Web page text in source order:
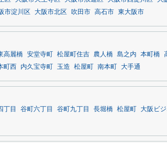
市淀川区 大阪市北区 吹田市 高石市 東大阪市
高麗橋 安堂寺町 松屋町住吉 農人橋 島之内 本町橋
町西 内久宝寺町 玉造 松屋町 南本町 大手通
丁目 谷町六丁目 谷町九丁目 長堀橋 松屋町 大阪ビ